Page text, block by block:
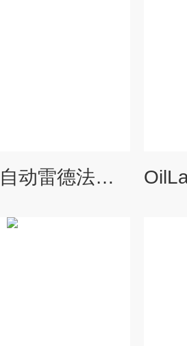
OilLab 8715自动雷德法蒸汽压测定仪